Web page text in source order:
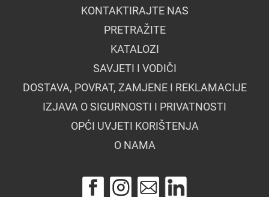
KONTAKTIRAJTE NAS
PRETRAŽITE
KATALOZI
SAVJETI I VODIČI
DOSTAVA, POVRAT, ZAMJENE I REKLAMACIJE
IZJAVA O SIGURNOSTI I PRIVATNOSTI
OPĆI UVJETI KORIŠTENJA
O NAMA